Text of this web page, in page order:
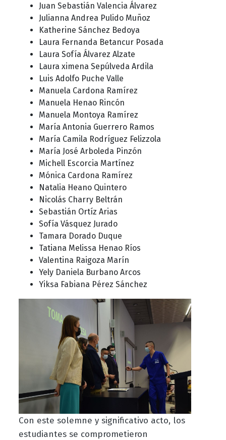
Juan Sebastián Valencia Álvarez
Julianna Andrea Pulido Muñoz
Katherine Sánchez Bedoya
Laura Fernanda Betancur Posada
Laura Sofía Álvarez Alzate
Laura ximena Sepúlveda Ardila
Luis Adolfo Puche Valle
Manuela Cardona Ramírez
Manuela Henao Rincón
Manuela Montoya Ramírez
María Antonia Guerrero Ramos
María Camila Rodríguez Felizzola
María José Arboleda Pinzón
Michell Escorcia Martínez
Mónica Cardona Ramírez
Natalia Heano Quintero
Nicolás Charry Beltrán
Sebastián Ortíz Arias
Sofía Vásquez Jurado
Tamara Dorado Duque
Tatiana Melissa Henao Ríos
Valentina Raigoza Marín
Yely Daniela Burbano Arcos
Yiksa Fabiana Pérez Sánchez
Con este solemne y significativo acto, los
estudiantes se comprometieron